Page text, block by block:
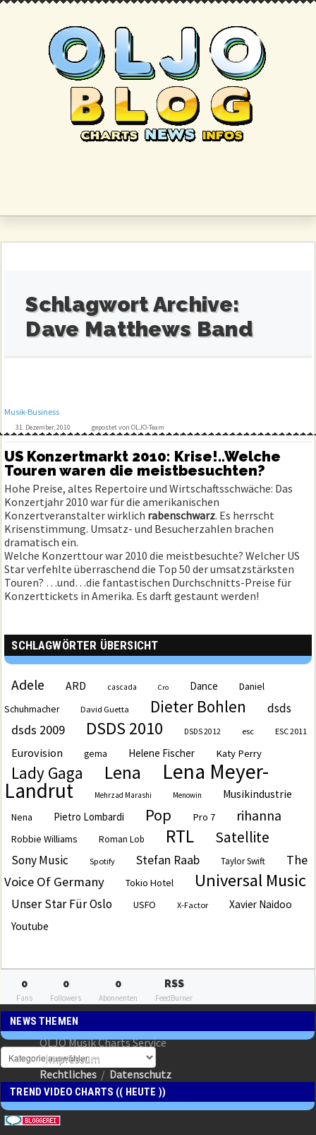
Schlagwort Archive:
Dave Matthews Band
Musik-Business
31. Dezember, 2010 gepostet von OLJO-Team
US Konzertmarkt 2010: Krise!..Welche
Touren waren die meistbesuchten?
Hohe Preise, altes Repertoire und Wirtschaftsschwäche: Das
Konzertjahr 2010 war für die amerikanischen
Konzertveranstalter wirklich rabenschwarz. Es herrscht
Krisenstimmung. Umsatz- und Besucherzahlen brachen
dramatisch ein.
Welche Konzerttour war 2010 die meistbesuchte? Welcher US
Star verfehlte überraschend die Top 50 der umsatzstärksten
Touren? …und…die fantastischen Durchschnitts-Preise für
Konzerttickets in Amerika. Es darft gestaunt werden!
SCHLAGWÖRTER ÜBERSICHT
Adele ARD cascada Cro Dance
Daniel
Schuhmacher
David Guetta Dieter Bohlen dsds
dsds 2009 DSDS 2010 DSDS 2012 esc ESC 2011
Eurovision gema Helene Fischer Katy Perry
Lady Gaga Lena Lena Meyer-
Landrut Mehrzad Marashi Menowin Musikindustrie
Nena Pietro Lombardi Pop Pro 7 rihanna
Robbie Williams Roman Lob RTL Satellite
Sony Music Spotify Stefan Raab Taylor Swift
The
Voice Of Germany
Tokio Hotel Universal Music
Unser Star Für Oslo USFO X-Factor
Xavier Naidoo
Youtube
0
Fans
0
Followers
0
Abonnenten
RSS
FeedBurner
NEWS THEMEN
TREND VIDEO CHARTS (( HEUTE ))
OLJO Musik Charts Service
Impressum
Rechtliches / Datenschutz